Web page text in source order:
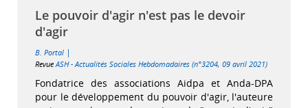
Le pouvoir d'agir n'est pas le devoir
d'agir
B. Portal |
Revue ASH - Actualités Sociales Hebdomadaires (n°3204, 09 avril 2021)
Fondatrice des associations Aidpa et Anda-DPA
pour le développement du pouvoir d'agir, l'auteure